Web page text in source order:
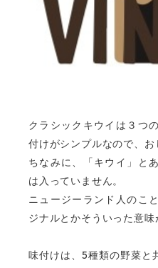
クラシックキウイは３つ
付けがシンプルなので、お
ちなみに、「キウイ」と
は入っていません。
ニュージーランド人のこ
ジナルとかそういった意味
味付けは、 5種類の野菜と